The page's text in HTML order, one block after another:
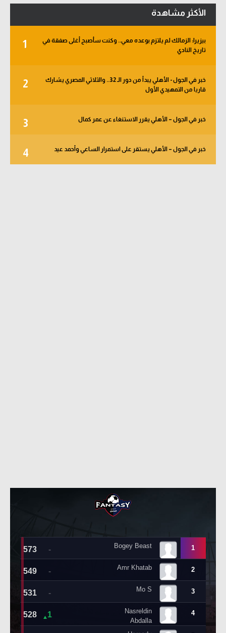
الأكثر مشاهدة
1
بيزيرا: الزمالك لم يلتزم بوعده معي.. وكنت سأصبح أغلى صفقة في
تاريخ النادي
2
خبر في الجول - الأهلي يبدأ من دور الـ 32.. والثلاثي المصري يشارك
قاريا من التمهيدي الأول
3 خبر في الجول – الأهلي يقرر الاستنغاء عن عمر كمال
4 خبر في الجول – الأهلي يستقر على استمرار الساعي وأحمد عيد